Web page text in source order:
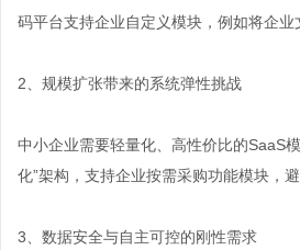
码平台支持企业自定义模块，例如将企
2、规模扩张带来的系统弹性挑战
中小企业需要轻量化、高性价比的SaaS
化”架构，支持企业按需采购功能模块，避
3、数据安全与自主可控的刚性需求